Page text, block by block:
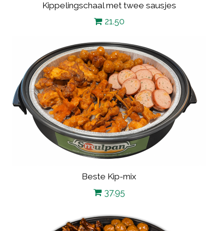
Kippelingschaal met twee sausjes
21.50
Beste Kip-mix
37.95